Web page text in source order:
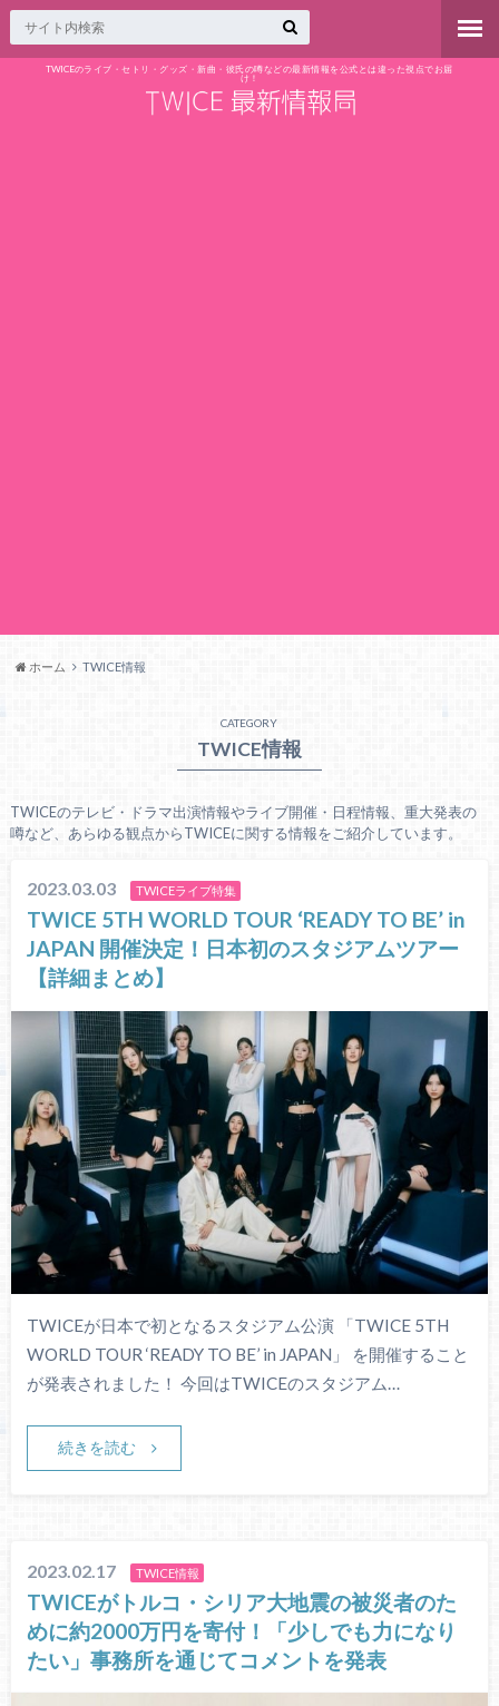
TWICEのライブ・セトリ・グッズ・新曲・彼氏の噂などの最新情報を公式とは違った視点でお届
け！
ホーム TWICE情報
CATEGORY
TWICE情報
TWICEのテレビ・ドラマ出演情報やライブ開催・日程情報、重大発表の
噂など、あらゆる観点からTWICEに関する情報をご紹介しています。
2023.03.03 TWICEライブ特集
TWICE 5TH WORLD TOUR ‘READY TO BE’ in
JAPAN 開催決定！日本初のスタジアムツアー
【詳細まとめ】
TWICEが日本で初となるスタジアム公演 「TWICE 5TH
WORLD TOUR ‘READY TO BE’ in JAPAN」 を開催すること
が発表されました！ 今回はTWICEのスタジアム…
続きを読む
2023.02.17 TWICE情報
TWICEがトルコ・シリア大地震の被災者のた
めに約2000万円を寄付！「少しでも力になり
たい」事務所を通じてコメントを発表